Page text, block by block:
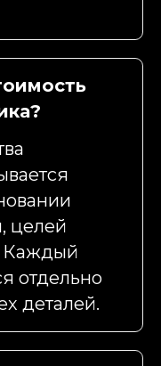
целей
Каждый
отдельно
деталей.